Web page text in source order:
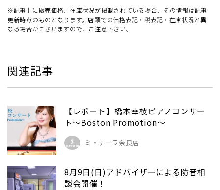
※記事中に販売価格、在庫状況が掲載されている場合、その情報は記事
更新時点のものとなります。店頭での価格表記・税表記・在庫状況と異
なる場合がございますので、ご注意下さい。
関連記事
【レポート】橋本幸枝ピアノコンサー
ト～Boston Promotion～
ミ・ナーラ奈良店
8月9日(日)アドバイザーによる防音相
談会開催！